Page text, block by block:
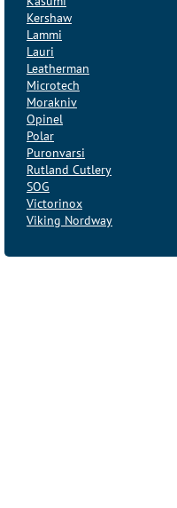
Kershaw
Lammi
Lauri
Leatherman
Microtech
Morakniv
Opinel
Polar
Puronvarsi
Rutland Cutlery
SOG
Victorinox
Viking Nordway